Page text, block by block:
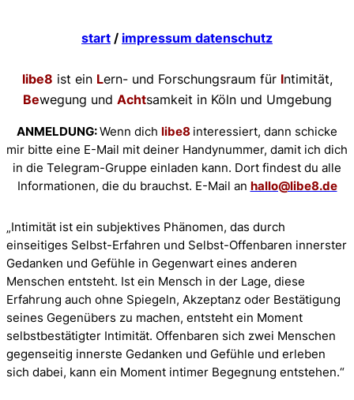
start / impressum datenschutz
libe8 ist ein Lern- und Forschungsraum für Intimität,
Bewegung und Achtsamkeit in Köln und Umgebung
ANMELDUNG:Wenn dich libe8 interessiert, dann schicke
mir bitte eine E-Mail mit deiner Handynummer, damit ich dich
in die Telegram-Gruppe einladen kann. Dort findest du alle
Informationen, die du brauchst. E-Mail an hallo@libe8.de
„Intimität ist ein subjektives Phänomen, das durch
einseitiges Selbst-Erfahren und Selbst-Offenbaren innerster
Gedanken und Gefühle in Gegenwart eines anderen
Menschen entsteht. Ist ein Mensch in der Lage, diese
Erfahrung auch ohne Spiegeln, Akzeptanz oder Bestätigung
seines Gegenübers zu machen, entsteht ein Moment
selbstbestätigter Intimität. Offenbaren sich zwei Menschen
gegenseitig innerste Gedanken und Gefühle und erleben
sich dabei, kann ein Moment intimer Begegnung entstehen.“